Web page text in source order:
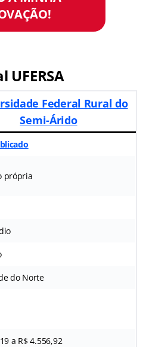
UFERSA
Federal Rural do
Semi-Árido
própria
do Norte
a R$ 4.556,92